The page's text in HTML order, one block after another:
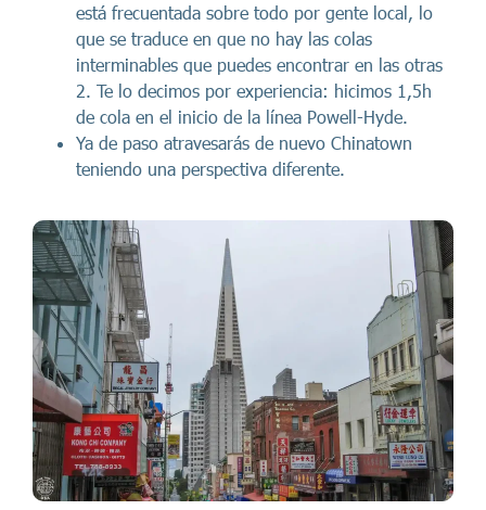
está frecuentada sobre todo por gente local, lo
que se traduce en que no hay las colas
interminables que puedes encontrar en las otras
2. Te lo decimos por experiencia: hicimos 1,5h
de cola en el inicio de la línea Powell-Hyde.
Ya de paso atravesarás de nuevo Chinatown
teniendo una perspectiva diferente.